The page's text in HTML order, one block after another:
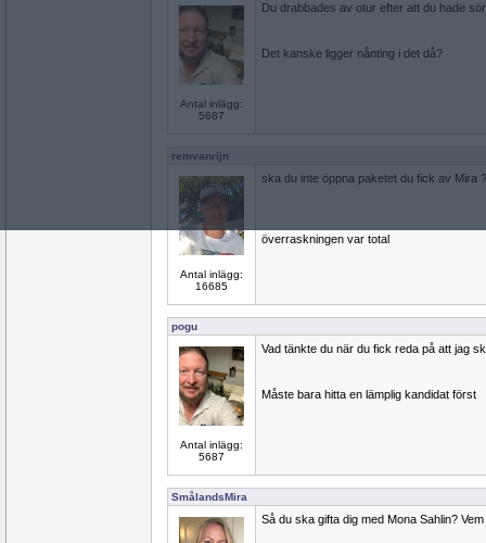
Antal inlägg:
5687
Du drabbades av otur efter att du hade
Det kanske ligger nånting i det då?
remvanrijn
Antal inlägg:
16685
ska du inte öppna paketet du fick av Mira ?
överraskningen var total
pogu
Antal inlägg:
5687
Vad tänkte du när du fick reda på att jag
Måste bara hitta en lämplig kandidat först
SmålandsMira
Så du ska gifta dig med Mona Sahlin?